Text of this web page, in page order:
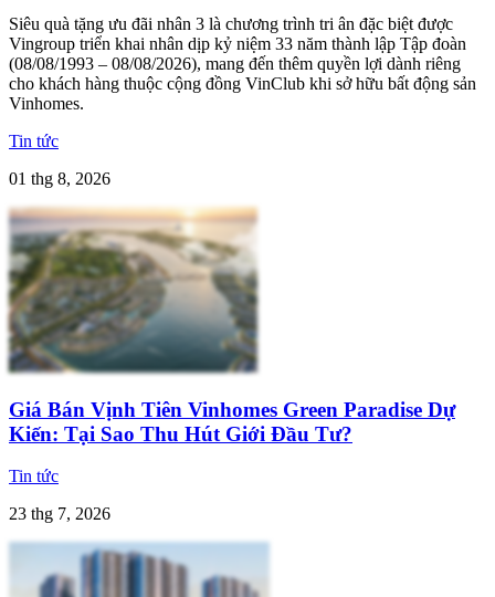
Siêu quà tặng ưu đãi nhân 3 là chương trình tri ân đặc biệt được
Vingroup triển khai nhân dịp kỷ niệm 33 năm thành lập Tập đoàn
(08/08/1993 – 08/08/2026), mang đến thêm quyền lợi dành riêng
cho khách hàng thuộc cộng đồng VinClub khi sở hữu bất động sản
Vinhomes.
Tin tức
01 thg 8, 2026
Giá Bán Vịnh Tiên Vinhomes Green Paradise Dự
Kiến: Tại Sao Thu Hút Giới Đầu Tư?
Tin tức
23 thg 7, 2026